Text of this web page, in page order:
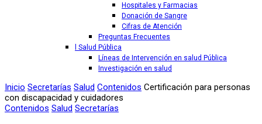
Hospitales y Farmacias
Donación de Sangre
Cifras de Atención
Preguntas Frecuentes
l Salud Pública
Líneas de Intervención en salud Pública
Investigación en salud
Inicio Secretarías Salud Contenidos Certificación para personas
con discapacidad y cuidadores
Contenidos Salud Secretarías